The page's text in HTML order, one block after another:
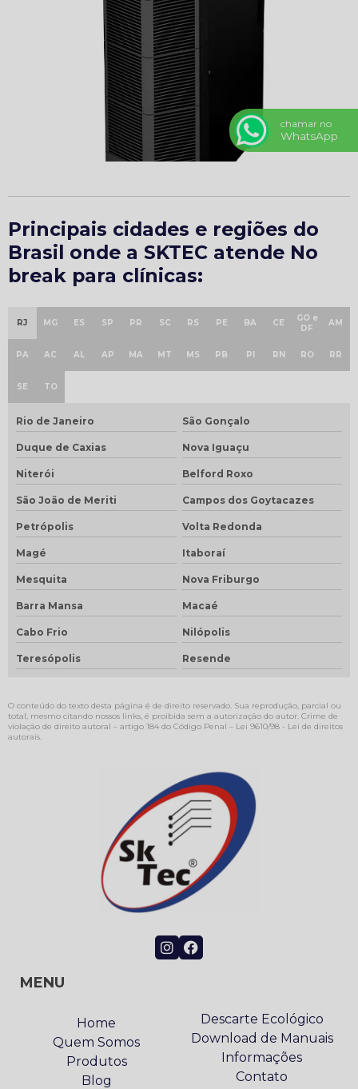
Principais cidades e regiões do
Brasil onde a SKTEC atende No
break para clínicas:
RJ MG ES SP PR SC RS PE BA CE
GO e
DF
AM
PA AC AL AP MA MT MS PB PI RN RO RR
SE TO
Rio de Janeiro São Gonçalo
Duque de Caxias Nova Iguaçu
Niterói Belford Roxo
São João de Meriti Campos dos Goytacazes
Petrópolis Volta Redonda
Magé Itaboraí
Mesquita Nova Friburgo
Barra Mansa Macaé
Cabo Frio Nilópolis
Teresópolis Resende
O conteúdo do texto desta página é de direito reservado. Sua reprodução, parcial ou
total, mesmo citando nossos links, é proibida sem a autorização do autor. Crime de
violação de direito autoral – artigo 184 do Código Penal – Lei 9610/98 - Lei de direitos
autorais.
MENU
Home
Quem Somos
Produtos
Blog
Descarte Ecológico
Download de Manuais
Informações
Contato
chamar no
WhatsApp